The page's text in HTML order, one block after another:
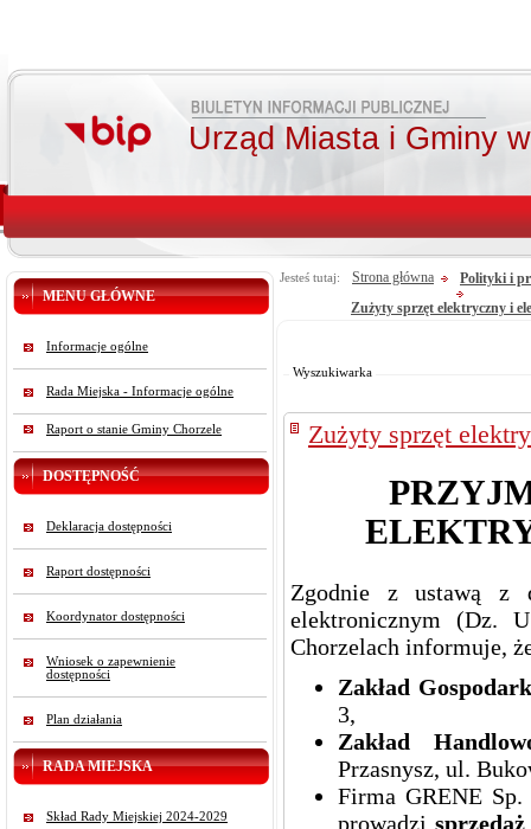
Urząd Miasta i Gminy
MENU GŁÓWNE
Informacje ogólne
Rada Miejska - Informacje ogólne
Raport o stanie Gminy Chorzele
DOSTĘPNOŚĆ
Deklaracja dostępności
Raport dostępności
Koordynator dostępności
Wniosek o zapewnienie
dostępności
Plan działania
RADA MIEJSKA
Skład Rady Miejskiej 2024-2029
Jesteś tutaj: Strona główna
Polityki i
Zużyty sprzęt elektryczny i
Wyszukiwarka
Zużyty sprzęt
Zgodnie z ustawą z
elektronicznym (Dz.
Chorzelach informuje,
Zakład
3,
Zakład
Przasnysz, ul.
Firma GRENE
prowadzi